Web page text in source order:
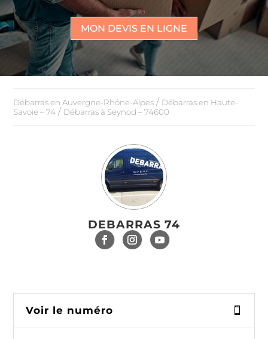
MON DEVIS EN LIGNE
Débarras en Auvergne-Rhône-Alpes / Débarras en Haute-
Savoie – 74 / Débarras à Seynod – 74600
DEBARRAS 74
Voir le numéro